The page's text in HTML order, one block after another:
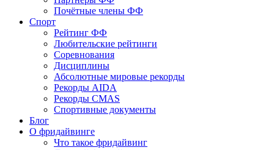
Почётные члены ФФ
Спорт
Рейтинг ФФ
Любительские рейтинги
Соревнования
Дисциплины
Абсолютные мировые рекорды
Рекорды AIDA
Рекорды CMAS
Спортивные документы
Блог
О фридайвинге
Что такое фридайвинг